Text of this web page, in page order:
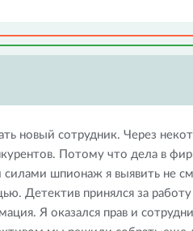
новый сотрудник. Через
Потому что дела в
силами шпионаж я выявить не
Детектив принялся за
Я оказался прав и